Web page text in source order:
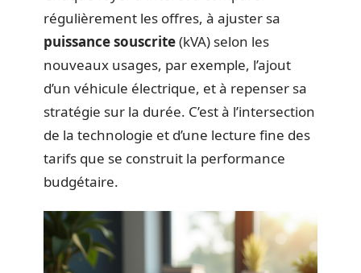
régulièrement les offres, à ajuster sa
puissance souscrite(kVA) selon les
nouveaux usages, par exemple, l’ajout
d’un véhicule électrique, et à repenser sa
stratégie sur la durée. C’est à l’intersection
de la technologie et d’une lecture fine des
tarifs que se construit la performance
budgétaire.